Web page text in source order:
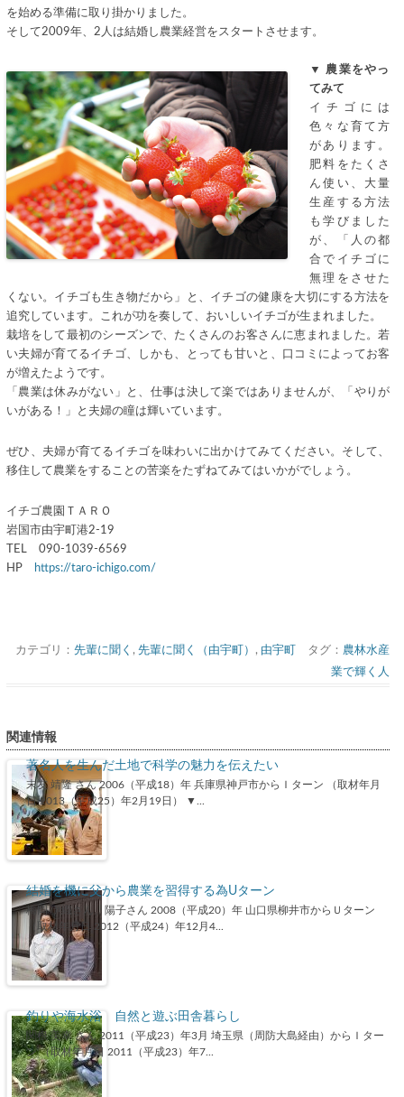
を始める準備に取り掛かりました。
そして2009年、2人は結婚し農業経営をスタートさせます。
▼ 農業をやっ
てみて
イチゴには
色々な育て方
があります。
肥料をたくさ
ん使い、大量
生産する方法
も学びました
が、「人の都
合でイチゴに
無理をさせた
くない。イチゴも生き物だから」と、イチゴの健康を大切にする方法を
追究しています。これが功を奏して、おいしいイチゴが生まれました。
栽培をして最初のシーズンで、たくさんのお客さんに恵まれました。若
い夫婦が育てるイチゴ、しかも、とっても甘いと、口コミによってお客
が増えたようです。
「農業は休みがない」と、仕事は決して楽ではありませんが、「やりが
いがある！」と夫婦の瞳は輝いています。
ぜひ、夫婦が育てるイチゴを味わいに出かけてみてください。そして、
移住して農業をすることの苦楽をたずねてみてはいかがでしょう。
イチゴ農園ＴＡＲＯ
岩国市由宇町港2-19
TEL 090-1039-6569
HP
https://taro-ichigo.com/
カテゴリ：先輩に聞く ,先輩に聞く（由宇町） , 由宇町 タグ： 農林水産
業で輝く人
関連情報
著名人を生んだ土地で科学の魅力を伝えたい
末友 靖隆 さん 2006（平成18）年 兵庫県神戸市からＩターン （取材年月
日 2013（平成25）年2月19日） ▼...
結婚を機に父から農業を習得する為Uターン
梅岡 伊織さん、陽子さん 2008（平成20）年 山口県柳井市からＵターン
（取材年月日 2012（平成24）年12月4...
釣りや海水浴 自然と遊ぶ田舎暮らし
関根 美幸 さん 2011（平成23）年3月 埼玉県（周防大島経由）からＩター
ン （取材年月日 2011（平成23）年7...